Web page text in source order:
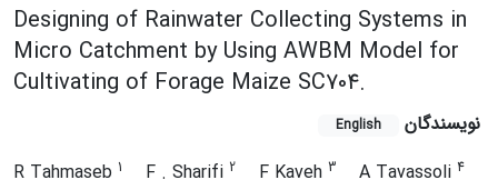
Designing of Rainwater Collecting Systems in
Micro Catchment by Using AWBM Model for
Cultivating of Forage Maize SC704.
نویسندگان English
R Tahmaseb 1 F . Sharifi 2 F Kaveh 3 A Tavassoli 4